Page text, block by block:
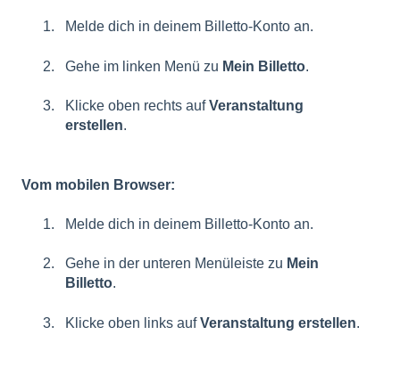
Melde dich in deinem Billetto-Konto an.
Gehe im linken Menü zu Mein Billetto.
Klicke oben rechts aufVeranstaltung
erstellen.
Vom mobilen Browser:
Melde dich in deinem Billetto-Konto an.
Gehe in der unteren Menüleiste zu Mein
Billetto.
Klicke oben links aufVeranstaltung erstellen.